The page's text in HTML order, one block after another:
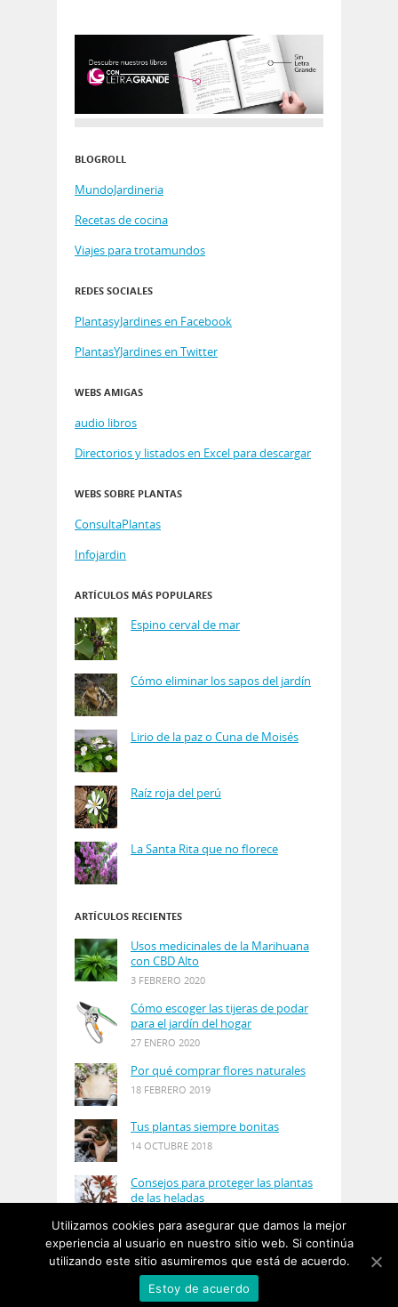
BLOGROLL
MundoJardineria
Recetas de cocina
Viajes para trotamundos
REDES SOCIALES
PlantasyJardines en Facebook
PlantasYJardines en Twitter
WEBS AMIGAS
audio libros
Directorios y listados en Excel para descargar
WEBS SOBRE PLANTAS
ConsultaPlantas
Infojardin
ARTÍCULOS MÁS POPULARES
Espino cerval de mar
Cómo eliminar los sapos del jardín
Lirio de la paz o Cuna de Moisés
Raíz roja del perú
La Santa Rita que no florece
ARTÍCULOS RECIENTES
Usos medicinales de la Marihuana
con CBD Alto
3 FEBRERO 2020
Cómo escoger las tijeras de podar
para el jardín del hogar
27 ENERO 2020
Por qué comprar flores naturales
18 FEBRERO 2019
Tus plantas siempre bonitas
14 OCTUBRE 2018
Consejos para proteger las plantas
de las heladas
© Copyright 2019PlantasyJardines· Designed by
Utilizamos cookies para asegurar que damos la mejor
experiencia al usuario en nuestro sitio web. Si continúa
utilizando este sitio asumiremos que está de acuerdo.
Estoy de acuerdo